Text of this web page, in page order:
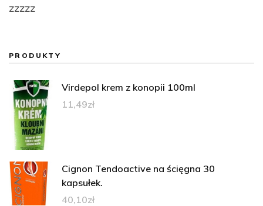
zzzzz
PRODUKTY
Virdepol krem z konopii 100ml
11,49zł
Cignon Tendoactive na ścięgna 30
kapsułek.
40,10zł